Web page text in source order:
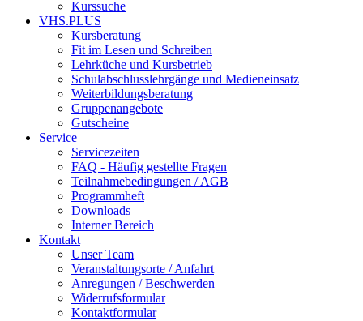
Kurssuche
VHS.PLUS
Kursberatung
Fit im Lesen und Schreiben
Lehrküche und Kursbetrieb
Schulabschlusslehrgänge und Medieneinsatz
Weiterbildungsberatung
Gruppenangebote
Gutscheine
Service
Servicezeiten
FAQ - Häufig gestellte Fragen
Teilnahmebedingungen / AGB
Programmheft
Downloads
Interner Bereich
Kontakt
Unser Team
Veranstaltungsorte / Anfahrt
Anregungen / Beschwerden
Widerrufsformular
Kontaktformular